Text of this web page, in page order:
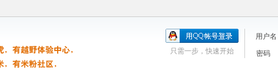
用户名
密码
只需一步，快速开始